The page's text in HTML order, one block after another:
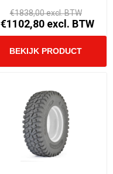
€1838,00 excl. BTW
€1102,80 excl. BTW